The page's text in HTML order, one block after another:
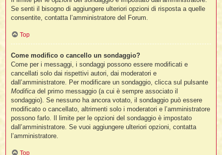
Se senti il bisogno di aggiungere ulteriori opzioni di risposta a quelle
consentite, contatta l’amministratore del Forum.
Top
Come modifico o cancello un sondaggio?
Come per i messaggi, i sondaggi possono essere modificati e
cancellati solo dai rispettivi autori, dai moderatori e
dall’amministratore. Per modificare un sondaggio, clicca sul pulsante
Modifica del primo messaggio (a cui è sempre associato il
sondaggio). Se nessuno ha ancora votato, il sondaggio può essere
modificato o cancellato, altrimenti solo i moderatori e l’amministratore
possono farlo. Il limite per le opzioni del sondaggio è impostato
dall’amministratore. Se vuoi aggiungere ulteriori opzioni, contatta
l’amministratore.
Top